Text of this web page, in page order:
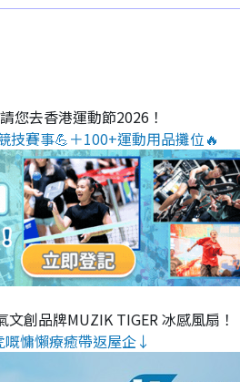
您去香港運動節2026！
技賽事💪＋100+運動用品攤位🔥
文創品牌MUZIK TIGER 冰感風扇！
慵懶療癒帶返屋企↓